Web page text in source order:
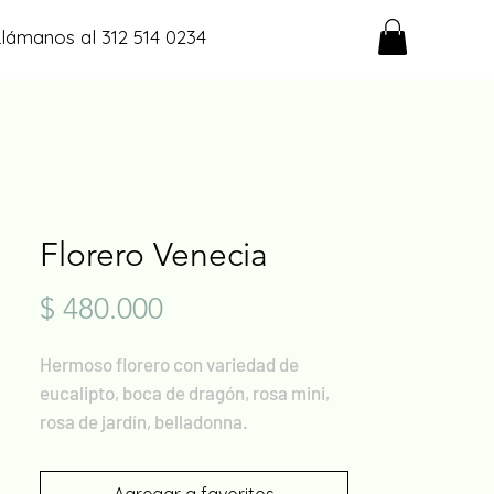
al 312 514 0234
Florero Venecia
$ 480.000Precio
Hermoso florero con variedad de
eucalipto, boca de dragón, rosa mini,
rosa de jardín, belladonna.